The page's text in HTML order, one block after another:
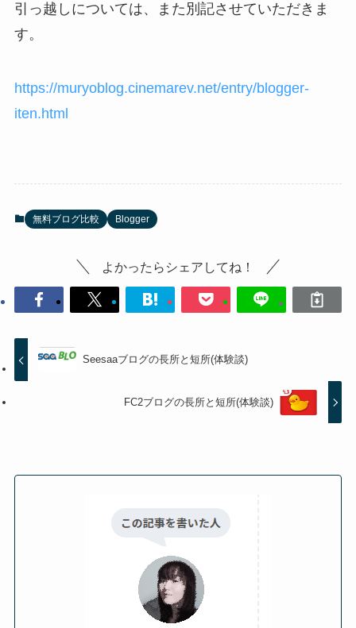
引っ越しについては、また別記させていただきま
す。
https://muryoblog.cinemarev.net/entry/blogger-
iten.html
無料ブログ比較 Blogger
よかったらシェアしてね！
Seesaaブログの長所と短所(体験談)
FC2ブログの長所と短所(体験談)